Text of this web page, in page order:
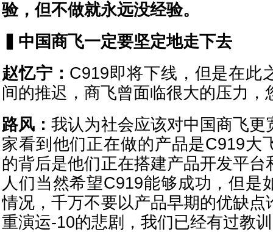
验，但不做就永远没经验。
中国商飞一定要坚定地走下去
赵忆宁： C919即将下线，但是在此
间的推迟，商飞曾面临很大的压力，
路风：我认为社会应该对中国商飞更
家看到他们正在做的产品是C919大
的背后是他们正在搭建产品开发平台
人们当然希望C919能够成功，但是
情况，千万不要以产品早期的优缺点
重演运-10的悲剧，我们已经有过教